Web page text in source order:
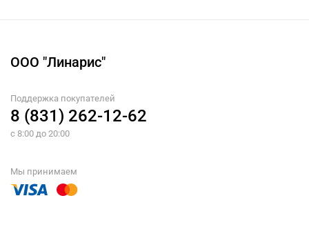
ООО "Линарис"
Поддержка покупателей
8 (831) 262-12-62
с 8:00 до 20:00
Мы принимаем